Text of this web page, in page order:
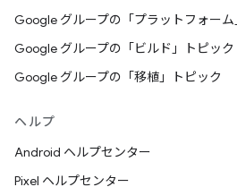
Google グループの「プラットフォーム
Google グループの「ビルド」トピック
Google グループの「移植」トピック
ヘルプ
Android ヘルプセンター
Pixel ヘルプセンター